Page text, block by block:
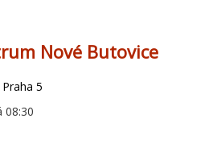
Nové Butovice
5
08:30